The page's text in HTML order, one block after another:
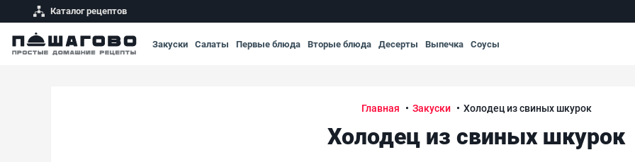
Каталог рецептов
Закуски Салаты Первые блюда Вторые блюда Десерты Выпечка Соусы
Главная Закуски Холодец из свиных шкурок
Холодец из свиных шкурок